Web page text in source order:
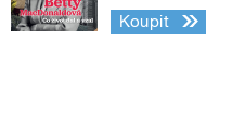
Koupit